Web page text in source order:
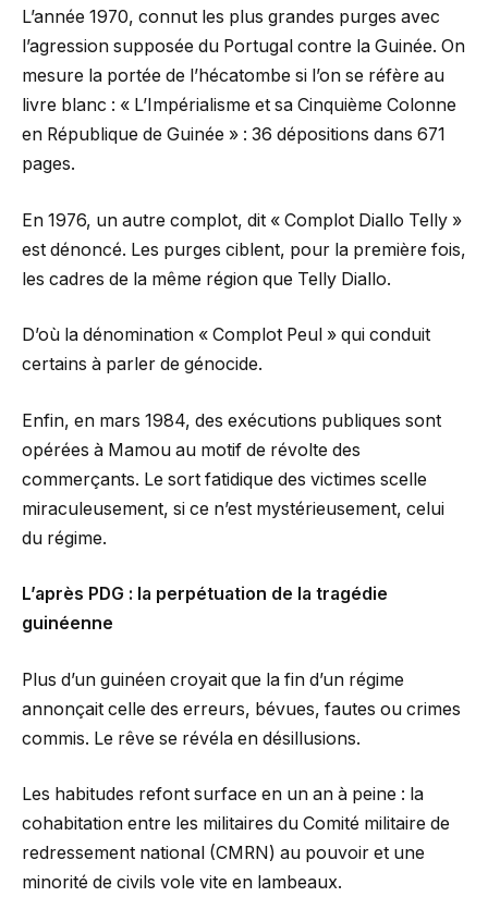
L’année 1970, connut les plus grandes purges avec
l’agression supposée du Portugal contre la Guinée. On
mesure la portée de l’hécatombe si l’on se réfère au
livre blanc : « L’Impérialisme et sa Cinquième Colonne
en République de Guinée » : 36 dépositions dans 671
pages.
En 1976, un autre complot, dit « Complot Diallo Telly »
est dénoncé. Les purges ciblent, pour la première fois,
les cadres de la même région que Telly Diallo.
D’où la dénomination « Complot Peul » qui conduit
certains à parler de génocide.
Enfin, en mars 1984, des exécutions publiques sont
opérées à Mamou au motif de révolte des
commerçants. Le sort fatidique des victimes scelle
miraculeusement, si ce n’est mystérieusement, celui
du régime.
L’après PDG : la perpétuation de la tragédie
guinéenne
Plus d’un guinéen croyait que la fin d’un régime
annonçait celle des erreurs, bévues, fautes ou crimes
commis. Le rêve se révéla en désillusions.
Les habitudes refont surface en un an à peine : la
cohabitation entre les militaires du Comité militaire de
redressement national (CMRN) au pouvoir et une
minorité de civils vole vite en lambeaux.